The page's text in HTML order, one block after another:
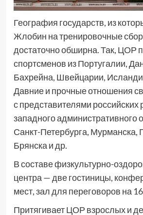
География государств, из
Жлобин на тренировочные
достаточно обширна. Так, ЦОР
спортсменов из Португалии,
Бахрейна, Швейцарии,
Давние и прочные отношения
с представителями российских
западного административного
Санкт-Петербурга, Мурманска,
Брянска и др.
В составе физкультурно-
центра — две гостиницы,
мест, зал для переговоров на
Притягивает ЦОР взрослых и